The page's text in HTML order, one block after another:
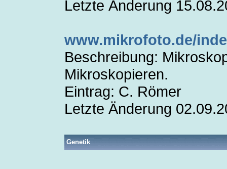
Letzte Änderung
www.mikrofoto.de/
Beschreibung:
Mikroskopieren.
Eintrag: C. Römer
Letzte Änderung
Genetik